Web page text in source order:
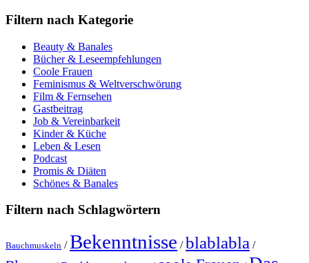
Filtern nach Kategorie
Beauty & Banales
Bücher & Leseempfehlungen
Coole Frauen
Feminismus & Weltverschwörung
Film & Fernsehen
Gastbeitrag
Job & Vereinbarkeit
Kinder & Küche
Leben & Lesen
Podcast
Promis & Diäten
Schönes & Banales
Filtern nach Schlagwörtern
Bauchmuskeln /Bekenntnisse /blablabla /